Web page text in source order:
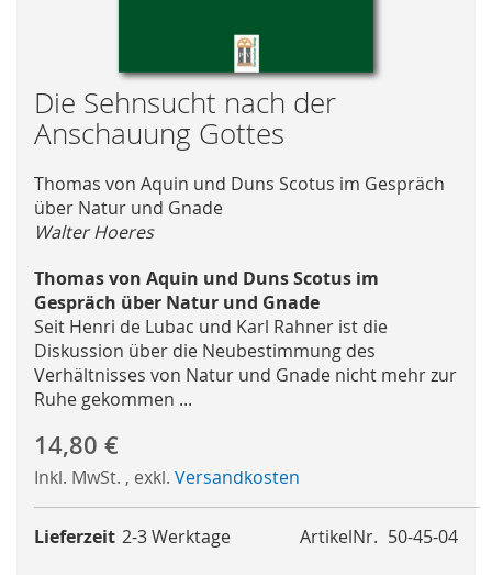
Skip
to
the
of
the
images
Die Sehnsucht nach der
Anschauung Gottes
Thomas von Aquin und Duns Scotus im Gespräch
über Natur und Gnade
Walter Hoeres
Thomas von Aquin und Duns Scotus im
Gespräch über Natur und Gnade
Seit Henri de Lubac und Karl Rahner ist die
Diskussion über die Neubestimmung des
Verhältnisses von Natur und Gnade nicht mehr zur
Ruhe gekommen ...
14,80 €
Inkl. MwSt. , exkl. Versandkosten
ArtikelNr. 50-45-04
Lieferzeit 2-3 Werktage